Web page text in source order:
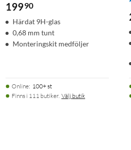
19990
Härdat 9H-glas
0,68 mm tunt
Monteringskit medföljer
Online: 100+ st
Finns i 111 butiker. Välj butik